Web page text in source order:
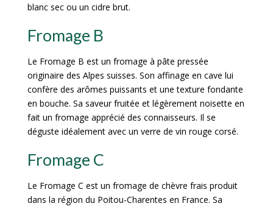
blanc sec ou un cidre brut.
Fromage B
Le Fromage B est un fromage à pâte pressée
originaire des Alpes suisses. Son affinage en cave lui
confère des arômes puissants et une texture fondante
en bouche. Sa saveur fruitée et légèrement noisette en
fait un fromage apprécié des connaisseurs. Il se
déguste idéalement avec un verre de vin rouge corsé.
Fromage C
Le Fromage C est un fromage de chèvre frais produit
dans la région du Poitou-Charentes en France. Sa